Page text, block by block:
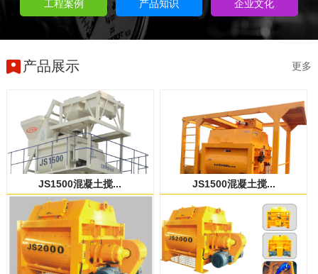
工程案例 产品知识 企业文化
产品展示 更多
JS1500混凝土搅... JS1500混凝土搅...